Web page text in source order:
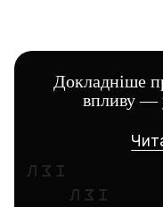
Докладніше
впливу —